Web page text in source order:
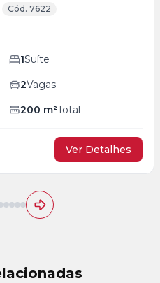
Cód. 7622
1Suíte
2Vagas
200 m²Total
Ver Detalhes